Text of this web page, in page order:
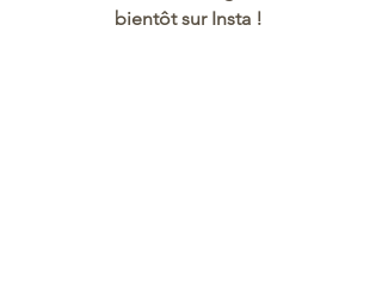
bientôt sur Insta !